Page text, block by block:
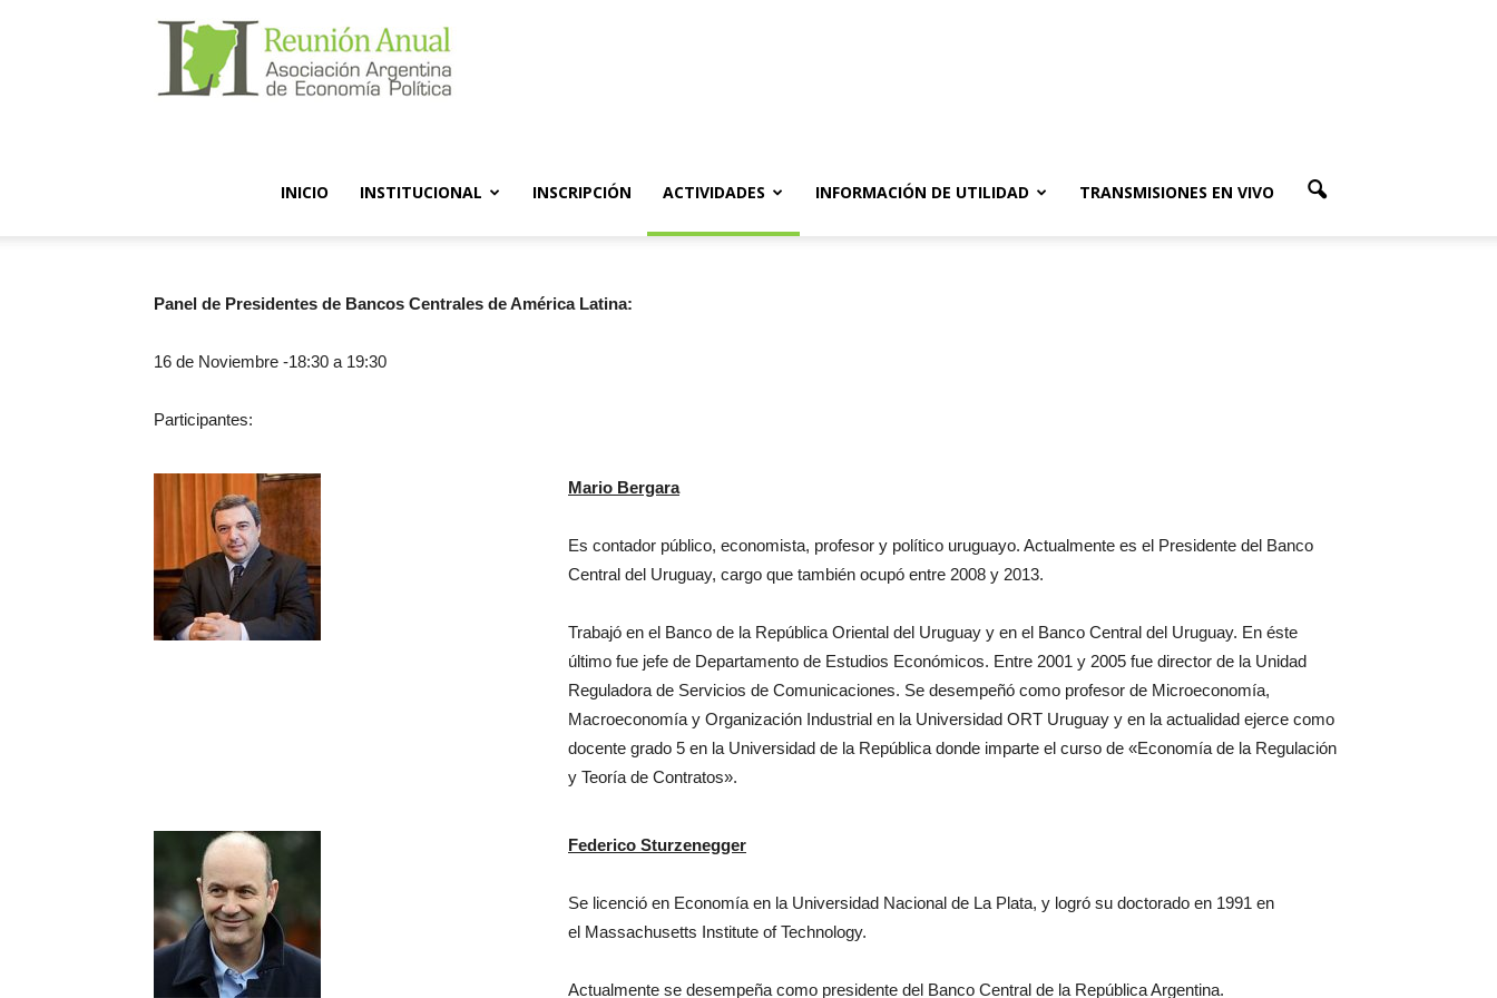
AAEP
INICIO INSTITUCIONAL INSCRIPCIÓN ACTIVIDADES INFORMACIÓN DE UTILIDAD TRANSMISIONES EN VIVO
Panel de Presidentes de Bancos Centrales de América Latina:
16 de Noviembre -18:30 a 19:30
Participantes:
Mario Bergara
Es contador público, economista, profesor y político uruguayo. Actualmente es el Presidente del Banco
Central del Uruguay, cargo que también ocupó entre 2008 y 2013.
Trabajó en el Banco de la República Oriental del Uruguay y en el Banco Central del Uruguay. En éste
último fue jefe de Departamento de Estudios Económicos. Entre 2001 y 2005 fue director de la Unidad
Reguladora de Servicios de Comunicaciones. Se desempeñó como profesor de Microeconomía,
Macroeconomía y Organización Industrial en la Universidad ORT Uruguay y en la actualidad ejerce como
docente grado 5 en la Universidad de la República donde imparte el curso de «Economía de la Regulación
y Teoría de Contratos».
Federico Sturzenegger
Se licenció en Economía en la Universidad Nacional de La Plata, y logró su doctorado en 1991 en
el Massachusetts Institute of Technology.
Actualmente se desempeña como presidente del Banco Central de la República Argentina.